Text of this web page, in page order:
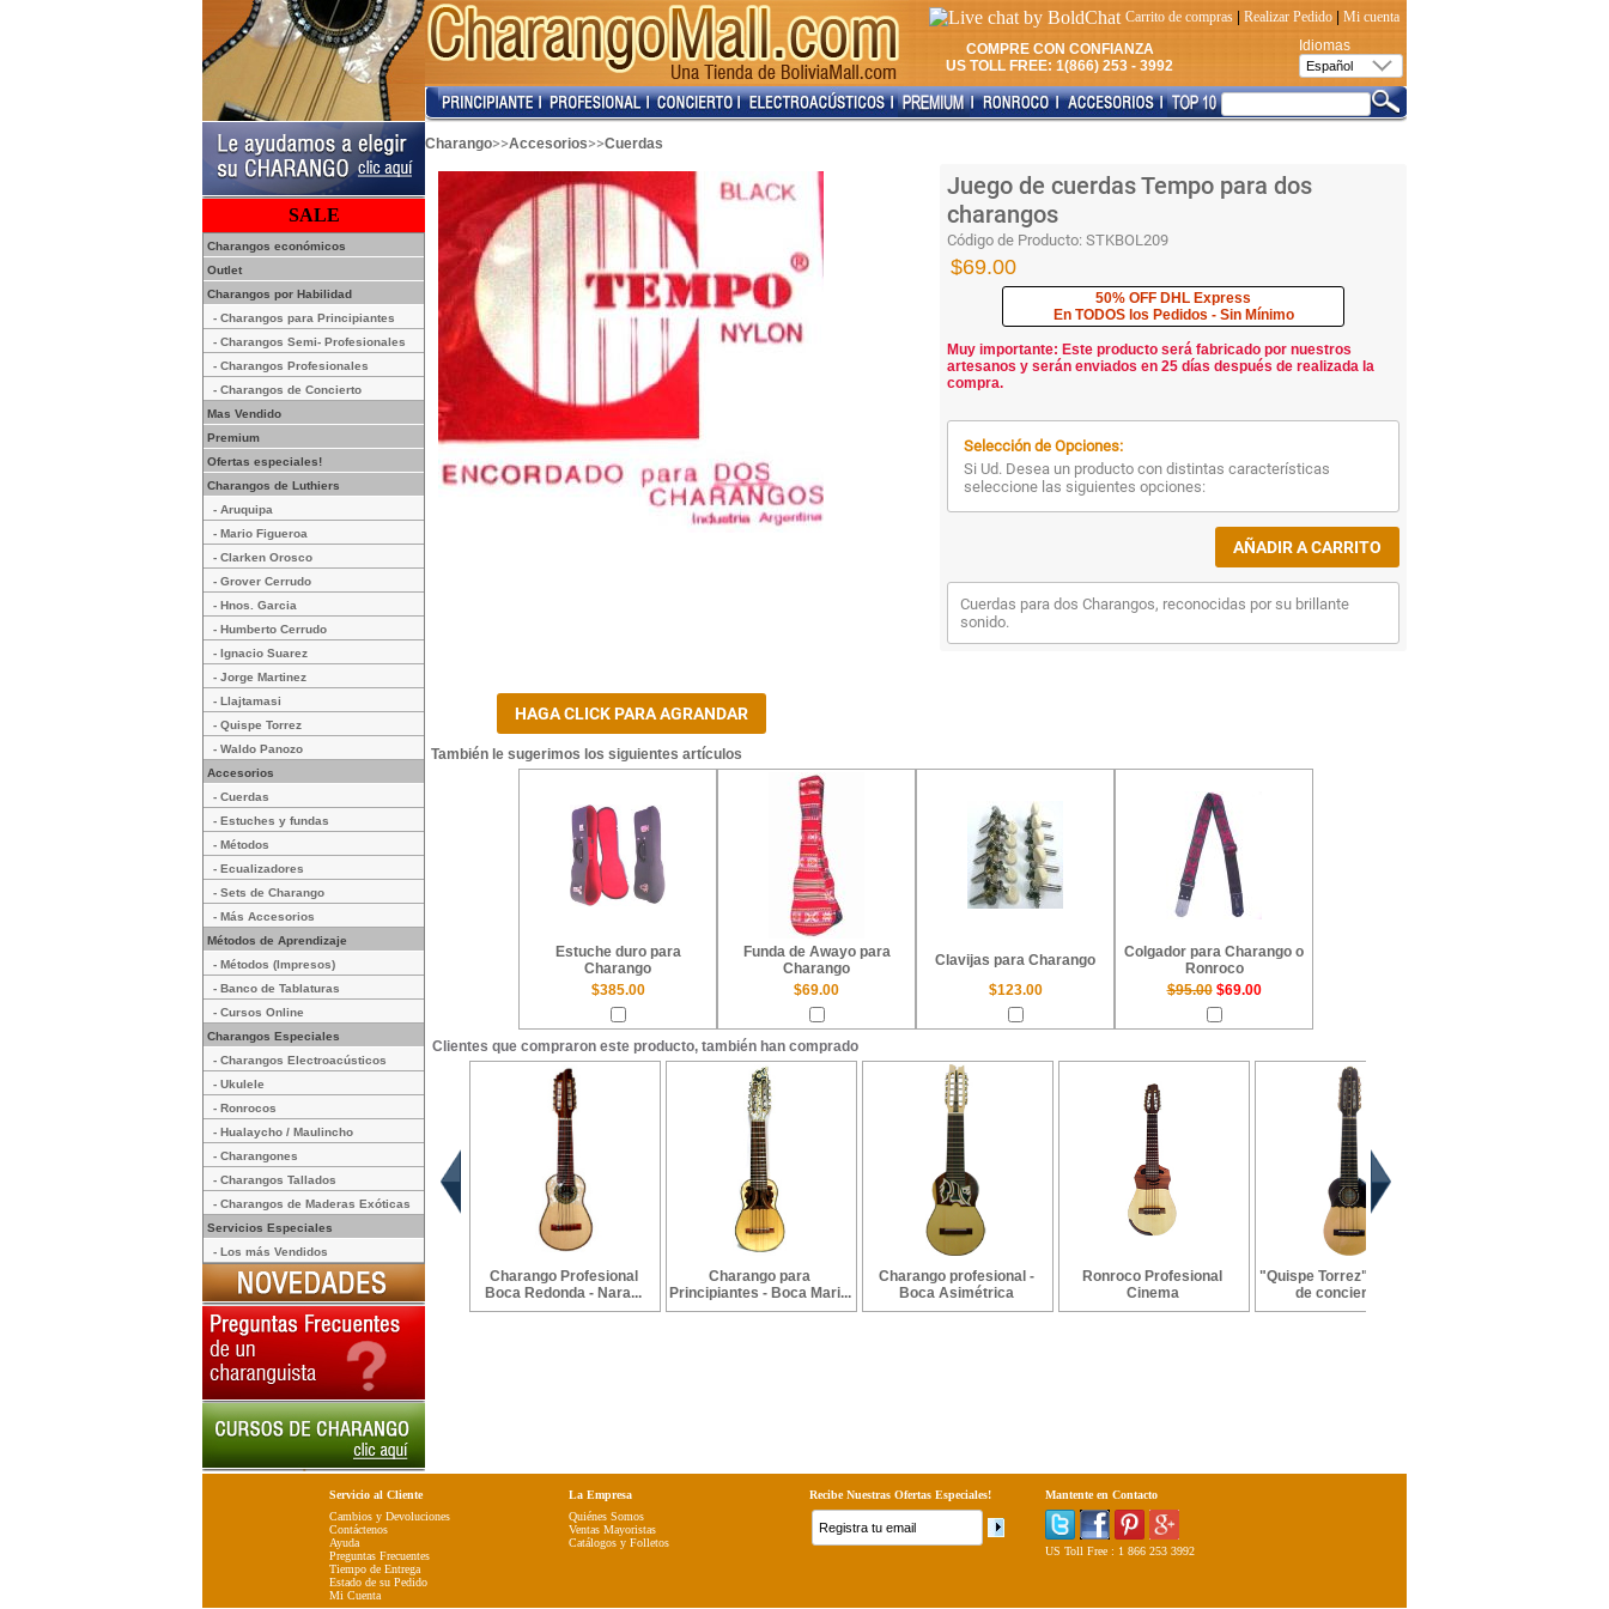
Carrito de compras Realizar Pedido
Mi cuenta
COMPRE CON CONFIANZA
US TOLL FREE: 1(866) 253 - 3992
Idiomas
SALE
Charangos económicos
Outlet
Charangos por Habilidad
- Charangos para Principiantes
- Charangos Semi- Profesionales
- Charangos Profesionales
- Charangos de Concierto
Mas Vendido
Premium
Ofertas especiales!
Charangos de Luthiers
- Aruquipa
- Mario Figueroa
- Clarken Orosco
- Grover Cerrudo
- Hnos. Garcia
- Humberto Cerrudo
- Ignacio Suarez
- Jorge Martinez
- Llajtamasi
- Quispe Torrez
- Waldo Panozo
Accesorios
- Cuerdas
- Estuches y fundas
- Métodos
- Ecualizadores
- Sets de Charango
- Más Accesorios
Métodos de Aprendizaje
- Métodos (Impresos)
- Banco de Tablaturas
- Cursos Online
Charangos Especiales
- Charangos Electroacústicos
- Ukulele
- Ronrocos
- Hualaycho / Maulincho
- Charangones
- Charangos Tallados
- Charangos de Maderas Exóticas
Servicios Especiales
- Los más Vendidos
Charango>>Accesorios>>Cuerdas
Juego de cuerdas Tempo para dos
charangos
Código de Producto: STKBOL209
$69.00
50% OFF DHL Express
En TODOS los Pedidos - Sin Mínimo
Muy importante: Este producto será fabricado por nuestros
artesanos y serán enviados en 25 días después de realizada la
compra.
Selección de Opciones:
Si Ud. Desea un producto con distintas características
seleccione las siguientes opciones:
Cuerdas para dos Charangos, reconocidas por su brillante
sonido.
También le sugerimos los siguientes artículos
Estuche duro para
Charango
Funda de Awayo para
Charango
Clavijas para Charango
Colgador para Charango o
Ronroco
$385.00
$69.00 $123.00 $95.00 $69.00
Clientes que compraron este producto, también han comprado
Charango Profesional
Boca Redonda - Nara...
Charango para
Principiantes - Boca Mari...
Charango profesional -
Boca Asimétrica
Ronroco Profesional
Cinema
"Quispe Torrez" Charango
de concierto - ...
Servicio al Cliente
Cambios y Devoluciones
Contáctenos
Ayuda
Preguntas Frecuentes
Tiempo de Entrega
Estado de su Pedido
Mi Cuenta
La Empresa
Quiénes Somos
Ventas Mayoristas
Catálogos y Folletos
Recibe Nuestras Ofertas Especiales! Mantente en Contacto
US Toll Free : 1 866 253 3992